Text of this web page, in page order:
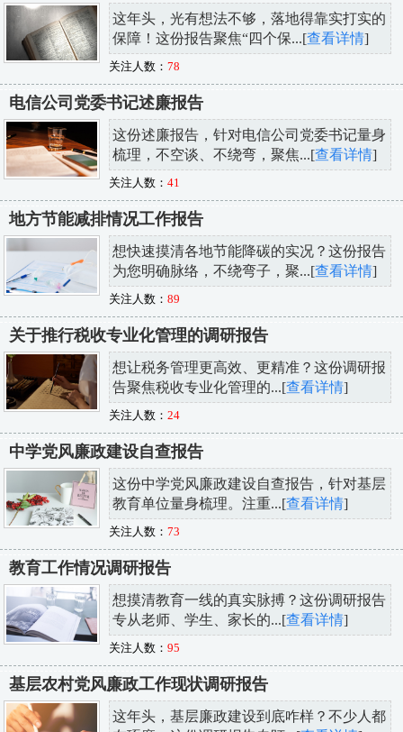
这年头，光有想法不够，落地得靠实打实的
保障！这份报告聚焦“四个保...[查看详情]
关注人数： 78
电信公司党委书记述廉报告
这份述廉报告，针对电信公司党委书记量身
梳理，不空谈、不绕弯，聚焦...[查看详情]
关注人数： 41
地方节能减排情况工作报告
想快速摸清各地节能降碳的实况？这份报告
为您明确脉络，不绕弯子，聚...[查看详情]
关注人数： 89
关于推行税收专业化管理的调研报告
想让税务管理更高效、更精准？这份调研报
告聚焦税收专业化管理的...[查看详情]
关注人数： 24
中学党风廉政建设自查报告
这份中学党风廉政建设自查报告，针对基层
教育单位量身梳理。注重...[查看详情]
关注人数： 73
教育工作情况调研报告
想摸清教育一线的真实脉搏？这份调研报告
专从老师、学生、家长的...[查看详情]
关注人数： 95
基层农村党风廉政工作现状调研报告
这年头，基层廉政建设到底咋样？不少人都